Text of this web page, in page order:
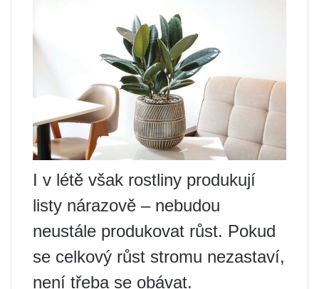
I v létě však rostliny produkují
listy nárazově – nebudou
neustále produkovat růst. Pokud
se celkový růst stromu nezastaví,
není třeba se obávat.